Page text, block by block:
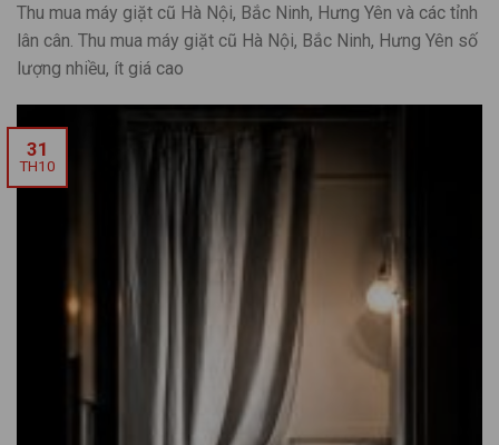
Thu mua máy giặt cũ Hà Nội, Bắc Ninh, Hưng Yên và các tỉnh
lân cân. Thu mua máy giặt cũ Hà Nội, Bắc Ninh, Hưng Yên số
lượng nhiều, ít giá cao
31
TH10